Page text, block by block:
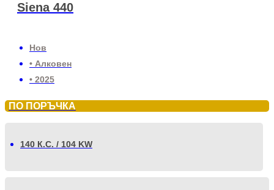
Siena 440
Нов
• Алковен
• 2025
ПО ПОРЪЧКА
140 К.С. / 104 KW